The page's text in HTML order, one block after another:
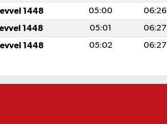
1448 05:00 06:26
1448 05:01 06:27
1448 05:02 06:27